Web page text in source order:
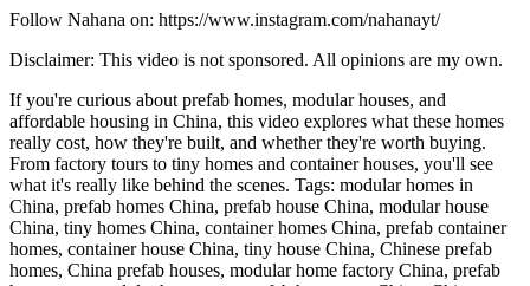
Follow Nahana on: https://www.instagram.com/nahanayt/
Disclaimer: This video is not sponsored. All opinions are my own.
If you're curious about prefab homes, modular houses, and
affordable housing in China, this video explores what these homes
really cost, how they're built, and whether they're worth buying.
From factory tours to tiny homes and container houses, you'll see
what it's really like behind the scenes. Tags: modular homes in
China, prefab homes China, prefab house China, modular house
China, tiny homes China, container homes China, prefab container
homes, container house China, tiny house China, Chinese prefab
homes, China prefab houses, modular home factory China, prefab